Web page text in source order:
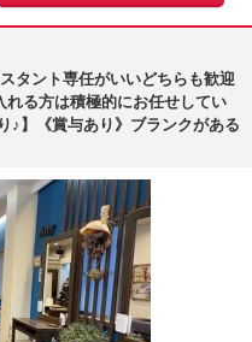
タント専任がいいどちらも歓迎
る方は積極的にお任せしてい
♪】《賞与あり》ブランクがある